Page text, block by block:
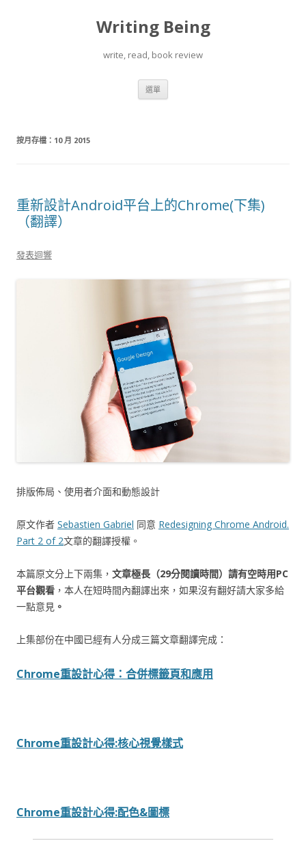
Writing Being
write, read, book review
選單
按月存檔： 10 月 2015
重新設計Android平台上的Chrome(下集)
（翻譯）
發表迴響
排版佈局、使用者介面和動態設計
原文作者 Sebastien Gabriel 同意 Redesigning Chrome Android.
Part 2 of 2文章的翻譯授權。
本篇原文分上下兩集， 文章極長（29分閱讀時間）請有空時用PC
平台觀看 ，本人在短時間內翻譯出來，如果沒有翻好請大家多給
一點意見 。
上集部份在中國已經有人分成三篇文章翻譯完成：
Chrome重設計心得：合併標籤頁和應用
Chrome重設計心得:核心視覺樣式
Chrome重設計心得:配色&圖標